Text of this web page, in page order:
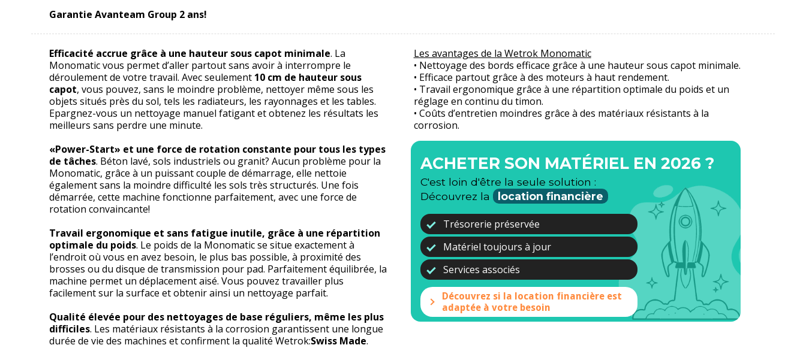
Garantie Avanteam Group 2 ans!
Efficacité accrue grâce à une hauteur sous capot minimale. La
Monomatic vous permet d’aller partout sans avoir à interrompre le
déroulement de votre travail. Avec seulement 10 cm de hauteur sous
capot, vous pouvez, sans le moindre problème, nettoyer même sous les
objets situés près du sol, tels les radiateurs, les rayonnages et les tables.
Epargnez-vous un nettoyage manuel fatigant et obtenez les résultats les
meilleurs sans perdre une minute.
«Power-Start» et une force de rotation constante pour tous les types
de tâches. Béton lavé, sols industriels ou granit? Aucun problème pour la
Monomatic, grâce à un puissant couple de démarrage, elle nettoie
également sans la moindre difficulté les sols très structurés. Une fois
démarrée, cette machine fonctionne parfaitement, avec une force de
rotation convaincante!
Travail ergonomique et sans fatigue inutile, grâce à une répartition
optimale du poids. Le poids de la Monomatic se situe exactement à
l’endroit où vous en avez besoin, le plus bas possible, à proximité des
brosses ou du disque de transmission pour pad. Parfaitement équilibrée, la
machine permet un déplacement aisé. Vous pouvez travailler plus
facilement sur la surface et obtenir ainsi un nettoyage parfait.
Qualité élevée pour des nettoyages de base réguliers, même les plus
difficiles. Les matériaux résistants à la corrosion garantissent une longue
durée de vie des machines et confirment la qualité Wetrok:Swiss Made.
Les avantages de la Wetrok Monomatic
• Nettoyage des bords efficace grâce à une hauteur sous capot minimale.
• Efficace partout grâce à des moteurs à haut rendement.
• Travail ergonomique grâce à une répartition optimale du poids et un
réglage en continu du timon.
• Coûts d’entretien moindres grâce à des matériaux résistants à la
corrosion.
ACHETER SON MATÉRIEL EN 2026 ?
C'est loin d'être la seule solution :
Découvrez la
location financière
Trésorerie préservée
Matériel toujours à jour
Services associés
Découvrez si la location financière est
adaptée à votre besoin